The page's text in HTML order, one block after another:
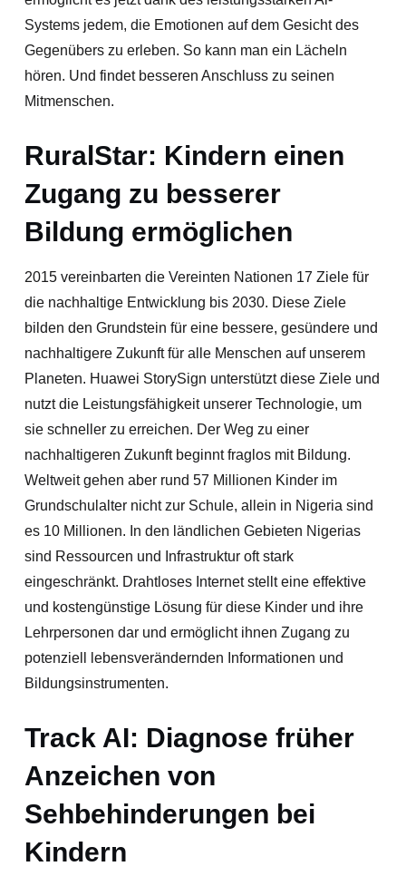
Systems jedem, die Emotionen auf dem Gesicht des
Gegenübers zu erleben. So kann man ein Lächeln
hören. Und findet besseren Anschluss zu seinen
Mitmenschen.
RuralStar: Kindern einen
Zugang zu besserer
Bildung ermöglichen
2015 vereinbarten die Vereinten Nationen 17 Ziele für
die nachhaltige Entwicklung bis 2030. Diese Ziele
bilden den Grundstein für eine bessere, gesündere und
nachhaltigere Zukunft für alle Menschen auf unserem
Planeten. Huawei StorySign unterstützt diese Ziele und
nutzt die Leistungsfähigkeit unserer Technologie, um
sie schneller zu erreichen. Der Weg zu einer
nachhaltigeren Zukunft beginnt fraglos mit Bildung.
Weltweit gehen aber rund 57 Millionen Kinder im
Grundschulalter nicht zur Schule, allein in Nigeria sind
es 10 Millionen. In den ländlichen Gebieten Nigerias
sind Ressourcen und Infrastruktur oft stark
eingeschränkt. Drahtloses Internet stellt eine effektive
und kostengünstige Lösung für diese Kinder und ihre
Lehrpersonen dar und ermöglicht ihnen Zugang zu
potenziell lebensverändernden Informationen und
Bildungsinstrumenten.
Track AI: Diagnose früher
Anzeichen von
Sehbehinderungen bei
Kindern